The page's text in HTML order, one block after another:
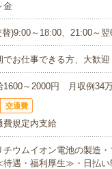
金
替)9:00～18:00、21:00～翌
でお仕事できる方、大歓迎
1600～2000円 月収例34
交通費
費規定内支給
チウムイオン電池の製造
遇・福利厚生≫・日払い